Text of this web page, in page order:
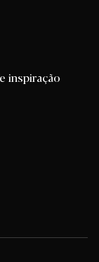
inspiração